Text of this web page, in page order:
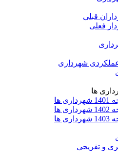
قبلی
فعلی
شهرداری
ها
ها
ها
ها
و تفریحی